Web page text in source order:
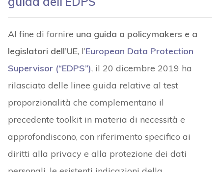
Al fine di fornire una guida a policymakers e a
legislatori dell’UE, l’European Data Protection
Supervisor (“EDPS”), il 20 dicembre 2019 ha
rilasciato delle linee guida relative al test
proporzionalità che complementano il
precedente toolkit in materia di necessità e
approfondiscono, con riferimento specifico ai
diritti alla privacy e alla protezione dei dati